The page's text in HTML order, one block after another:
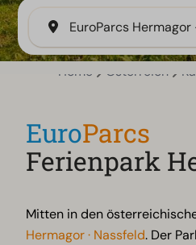
EuroParcs
Home Österreich
EuroParcs
Ferienpark
Mitten in den
Hermagor · Nassfeld. Der